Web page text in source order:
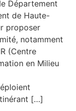
Département
de Haute-
proposer
notamment
(Centre
en Milieu
[…]